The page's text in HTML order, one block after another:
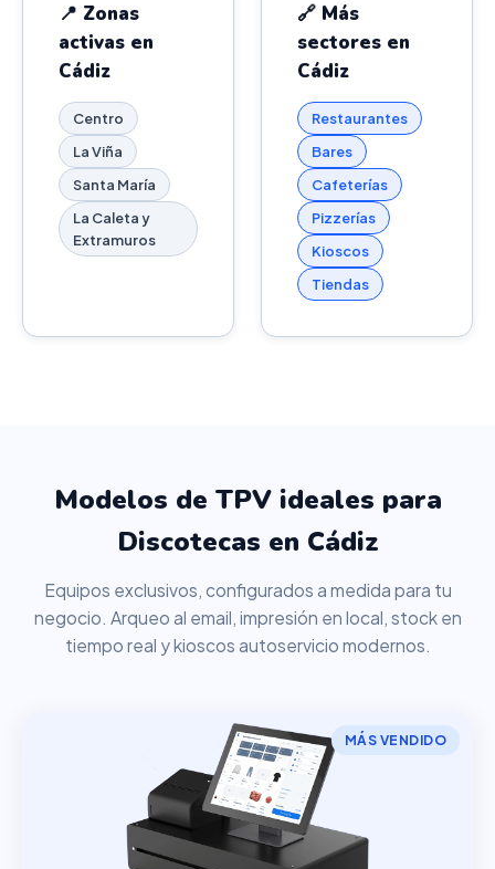
📍 Zonas
activas en
Cádiz
Centro
La Viña
Santa María
La Caleta y
Extramuros
🔗 Más
sectores en
Cádiz
Restaurantes
Bares
Cafeterías
Pizzerías
Kioscos
Tiendas
Modelos de TPV ideales para
Discotecas en Cádiz
Equipos exclusivos, configurados a medida para tu
negocio. Arqueo al email, impresión en local, stock en
tiempo real y kioscos autoservicio modernos.
MÁS VENDIDO